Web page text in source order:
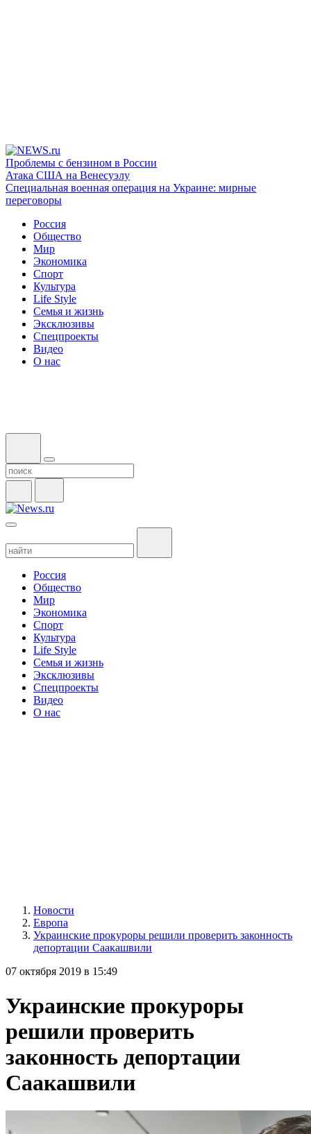
Проблемы с бензином в России
Атака США на Венесуэлу
Специальная военная операция на Украине: мирные
переговоры
Россия
Общество
Мир
Экономика
Спорт
Культура
Life Style
Семья и жизнь
Эксклюзивы
Спецпроекты
Видео
О нас
Россия
Общество
Мир
Экономика
Спорт
Культура
Life Style
Семья и жизнь
Эксклюзивы
Спецпроекты
Видео
О нас
Новости
Европа
Украинские прокуроры решили проверить законность
депортации Саакашвили
07 октября 2019 в 15:49
Украинские прокуроры
решили проверить
законность депортации
Саакашвили